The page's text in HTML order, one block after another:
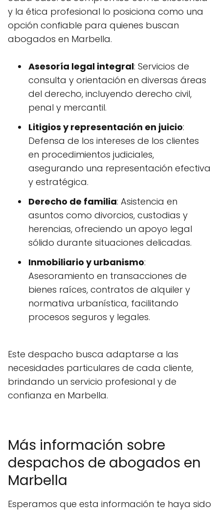
y la ética profesional lo posiciona como una
opción confiable para quienes buscan
abogados en Marbella.
Asesoría legal integral: Servicios de
consulta y orientación en diversas áreas
del derecho, incluyendo derecho civil,
penal y mercantil.
Litigios y representación en juicio:
Defensa de los intereses de los clientes
en procedimientos judiciales,
asegurando una representación efectiva
y estratégica.
Derecho de familia: Asistencia en
asuntos como divorcios, custodias y
herencias, ofreciendo un apoyo legal
sólido durante situaciones delicadas.
Inmobiliario y urbanismo:
Asesoramiento en transacciones de
bienes raíces, contratos de alquiler y
normativa urbanística, facilitando
procesos seguros y legales.
Este despacho busca adaptarse a las
necesidades particulares de cada cliente,
brindando un servicio profesional y de
confianza en Marbella.
Más información sobre
despachos de abogados en
Marbella
Esperamos que esta información te haya sido